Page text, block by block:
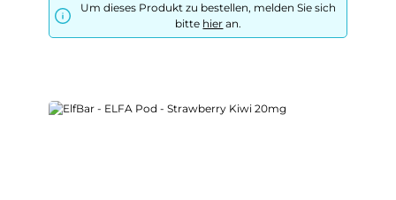
Um dieses Produkt zu bestellen, melden Sie sich
bitte hier an.